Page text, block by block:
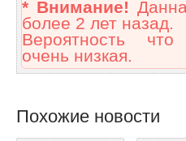
* Внимание!
более 2 лет назад.
Вероятность
очень низкая.
Похожие новости